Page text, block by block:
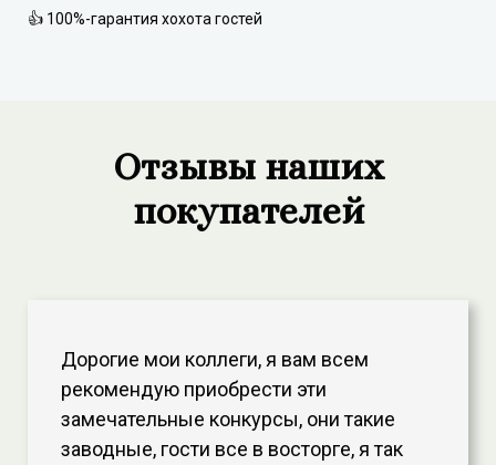
👍 100%-гарантия хохота гостей
Отзывы наших
покупателей
Дорогие мои коллеги, я вам всем
рекомендую приобрести эти
замечательные конкурсы, они такие
заводные, гости все в восторге, я так